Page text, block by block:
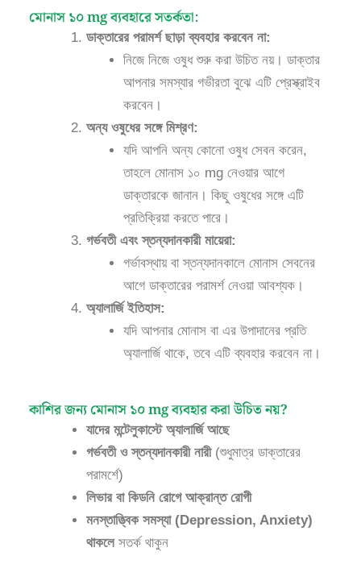
মোনাস ১০ mg ব্যবহারে সতর্কতা:
ডাক্তারের পরামর্শ ছাড়া ব্যবহার করবেন না:
নিজে নিজে ওষুধ শুরু করা উচিত নয়। ডাক্তার
আপনার সমস্যার গভীরতা বুঝে এটি প্রেস্ক্রাইব
করবেন।
অন্য ওষুধের সঙ্গে মিশ্রণ:
যদি আপনি অন্য কোনো ওষুধ সেবন করেন,
তাহলে মোনাস ১০ mg নেওয়ার আগে
ডাক্তারকে জানান। কিছু ওষুধের সঙ্গে এটি
প্রতিক্রিয়া করতে পারে।
গর্ভবতী এবং স্তন্যদানকারী মায়েরা:
গর্ভাবস্থায় বা স্তন্যদানকালে মোনাস সেবনের
আগে ডাক্তারের পরামর্শ নেওয়া আবশ্যক।
অ্যালার্জি ইতিহাস:
যদি আপনার মোনাস বা এর উপাদানের প্রতি
অ্যালার্জি থাকে, তবে এটি ব্যবহার করবেন না।
কাশির জন্য মোনাস ১০ mg ব্যবহার করা উচিত নয়?
যাদের মন্টেলুকাস্টে অ্যালার্জি আছে
গর্ভবতী ও স্তন্যদানকারী নারী(শুধুমাত্র ডাক্তারের
পরামর্শে)
লিভার বা কিডনি রোগে আক্রান্ত রোগী
মনস্তাত্ত্বিক সমস্যা (Depression, Anxiety)
থাকলেসতর্ক থাকুন